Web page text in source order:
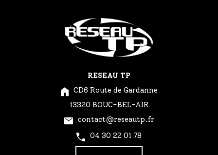
RESEAU TP
CD6 Route de Gardanne
13320 BOUC-BEL-AIR
contact@reseautp.fr
04 30 22 01 78